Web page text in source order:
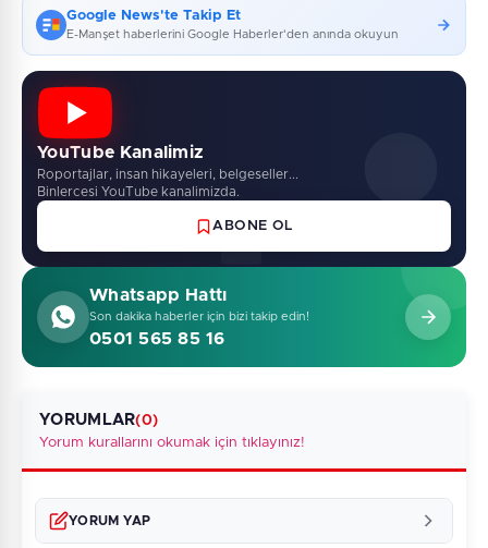
Google News'te Takip Et
E-Manşet haberlerini Google Haberler'den anında okuyun
YouTube Kanalimiz
Roportajlar, insan hikayeleri, belgeseller...
Binlercesi YouTube kanalimizda.
ABONE OL
Whatsapp Hattı
Son dakika haberler için bizi takip edin!
0501 565 85 16
YORUMLAR(0)
Yorum kurallarını okumak için tıklayınız!
YORUM YAP